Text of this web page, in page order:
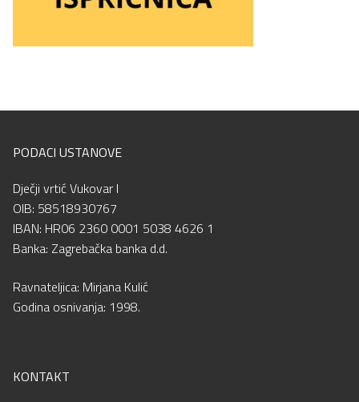
PODACI USTANOVE
Dječji vrtić Vukovar I
OIB: 58518930767
IBAN: HR06 2360 0001 5038 4626 1
Banka: Zagrebačka banka d.d.
Ravnateljica: Mirjana Kulić
Godina osnivanja: 1998.
KONTAKT